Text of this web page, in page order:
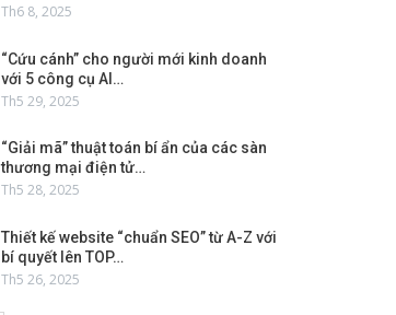
Th6 8, 2025
“Cứu cánh” cho người mới kinh doanh
với 5 công cụ AI…
Th5 29, 2025
“Giải mã” thuật toán bí ẩn của các sàn
thương mại điện tử…
Th5 28, 2025
Thiết kế website “chuẩn SEO” từ A-Z với
bí quyết lên TOP…
Th5 26, 2025